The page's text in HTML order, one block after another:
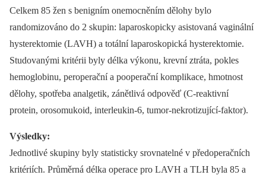
Celkem 85 žen s benigním onemocněním dělohy bylo
randomizováno do 2 skupin: laparoskopicky asistovaná vaginální
hysterektomie (LAVH) a totální laparoskopická hysterektomie.
Studovanými kritérii byly délka výkonu, krevní ztráta, pokles
hemoglobinu, peroperační a pooperační komplikace, hmotnost
dělohy, spotřeba analgetik, zánětlivá odpověď (C-reaktivní
protein, orosomukoid, interleukin-6, tumor-nekrotizující-faktor).
Výsledky:
Jednotlivé skupiny byly statisticky srovnatelné v předoperačních
kritériích. Průměrná délka operace pro LAVH a TLH byla 85 a